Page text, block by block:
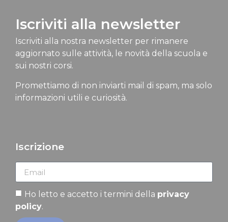
Iscriviti alla newsletter
Iscriviti alla nostra newsletter per rimanere
aggiornato sulle attività, le novità della scuola e
sui nostri corsi.
Promettiamo di non inviarti mail di spam, ma solo
informazioni utili e curiosità.
Iscrizione
Ho letto e accetto i termini della privacy
policy.